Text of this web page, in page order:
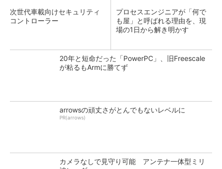
次世代車載向けセキュリティ
コントローラー
プロセスエンジニアが「何で
も屋」と呼ばれる理由を、現
場の1日から解き明かす
20年と短命だった「PowerPC」、旧Freescale
が粘るもArmに勝てず
arrowsの頑丈さがとんでもないレベルに
PR(arrows)
カメラなしで見守り可能 アンテナ一体型ミリ